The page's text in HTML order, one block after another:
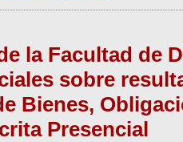
la Facultad de
sobre
Bienes,
Presencial